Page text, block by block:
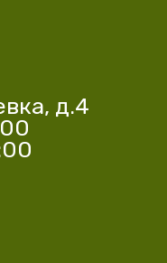
д.4